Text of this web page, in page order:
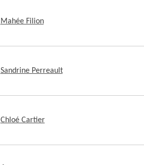
Mahée Filion
Sandrine Perreault
Chloé Cartier